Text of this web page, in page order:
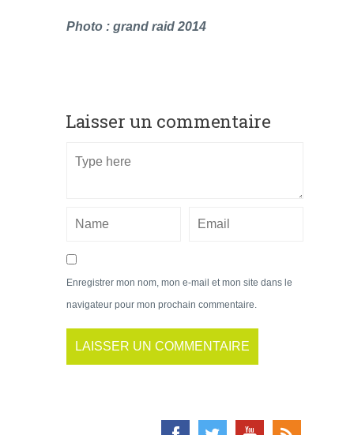
Photo : grand raid 2014
Laisser un commentaire
Enregistrer mon nom, mon e-mail et mon site dans le
navigateur pour mon prochain commentaire.